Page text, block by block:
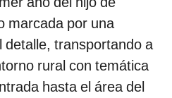
marcada por una
detalle, transportando a
rural con temática
hasta el área del